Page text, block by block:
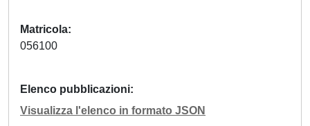
Matricola
056100
Elenco pubblicazioni
Visualizza l'elenco in formato JSON